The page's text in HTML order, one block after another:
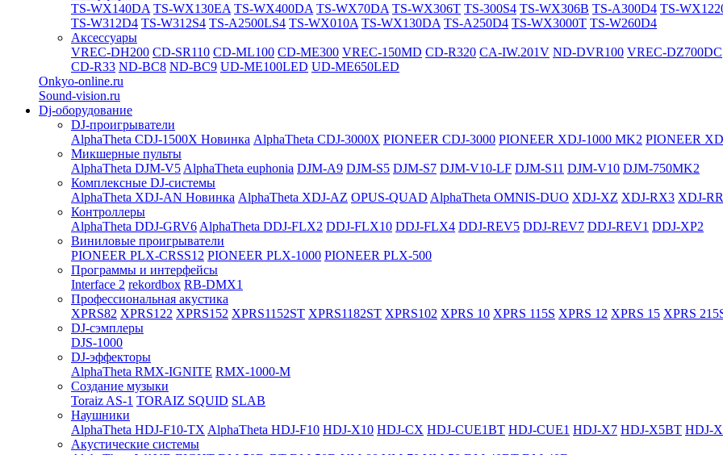
TS-WX140DA TS-WX130EA TS-WX400DA TS-WX70DA TS-WX306T TS-300S4 TS-WX306B TS-A300D4 TS-
TS-W312D4 TS-W312S4 TS-A2500LS4 TS-WX010A TS-WX130DA TS-A250D4 TS-WX3000T TS-W260D4
Аксессуары
VREC-DH200 CD-SR110 CD-ML100 CD-ME300 VREC-150MD CD-R320 CA-IW.201V ND-DVR100 VREC-DZ700DC
CD-R33 ND-BC8 ND-BC9 UD-ME100LED UD-ME650LED
Onkyo-online.ru
Sound-vision.ru
Dj-оборудование
DJ-проигрыватели
AlphaTheta CDJ-1500X Новинка AlphaTheta CDJ-3000X PIONEER CDJ-3000 PIONEER XDJ-1000 MK2 PIONEER
Микшерные пульты
AlphaTheta DJM-V5 AlphaTheta euphonia DJM-A9 DJM-S5 DJM-S7 DJM-V10-LF DJM-S11 DJM-V10 DJM-750MK2
Комплексные DJ-системы
AlphaTheta XDJ-AN Новинка AlphaTheta XDJ-AZ OPUS-QUAD AlphaTheta OMNIS-DUO XDJ-XZ XDJ-RX3 XDJ-RR
Контроллеры
AlphaTheta DDJ-GRV6 AlphaTheta DDJ-FLX2 DDJ-FLX10 DDJ-FLX4 DDJ-REV5 DDJ-REV7 DDJ-REV1 DDJ-XP2
Виниловые проигрыватели
PIONEER PLX-CRSS12 PIONEER PLX-1000 PIONEER PLX-500
Программы и интерфейсы
Interface 2 rekordbox RB-DMX1
Профессиональная акустика
XPRS82 XPRS122 XPRS152 XPRS1152ST XPRS1182ST XPRS102 XPRS 10 XPRS 115S XPRS 12 XPRS 15 XPRS
DJ-сэмплеры
DJS-1000
DJ-эффекторы
AlphaTheta RMX-IGNITE RMX-1000-M
Создание музыки
Toraiz AS-1 TORAIZ SQUID SLAB
Наушники
AlphaTheta HDJ-F10-TX AlphaTheta HDJ-F10 HDJ-X10 HDJ-CX HDJ-CUE1BT HDJ-CUE1 HDJ-X7 HDJ-X5BT HDJ-
Акустические системы